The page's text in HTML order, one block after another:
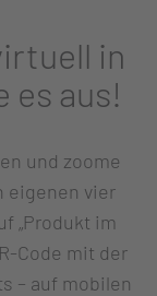
in
es aus!
und zoome
eigenen vier
„Produkt im
Code mit der
– auf mobilen